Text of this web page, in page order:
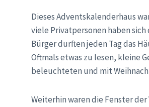
Dieses Adventskalenderhaus
viele Privatpersonen haben
Bürger durften jeden Tag das
Oftmals etwas zu lesen, kleine
beleuchteten und mit
Weiterhin waren die Fenster